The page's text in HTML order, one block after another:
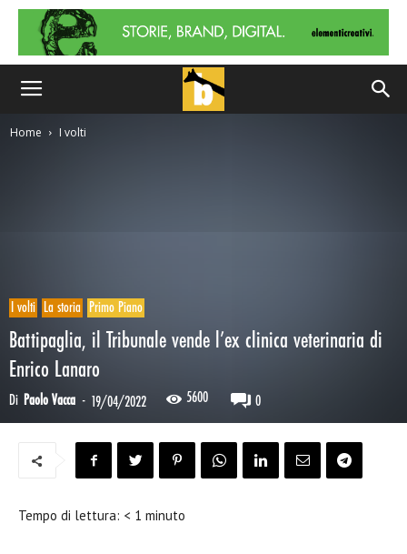
Home I volti
I volti La storia Primo Piano
Battipaglia, il Tribunale vende l’ex clinica veterinaria di
Enrico Lanaro
Di Paolo Vacca - 19/04/2022 5600 0
Tempo di lettura: < 1 minuto